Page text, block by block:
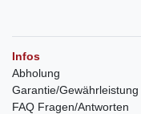
Infos
Abholung
Garantie/Gewährleistung
FAQ Fragen/Antworten